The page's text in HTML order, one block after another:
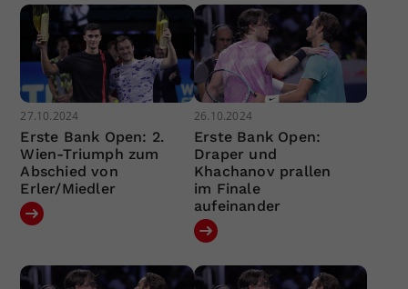
27.10.2024
Erste Bank Open: 2.
Wien-Triumph zum
Abschied von
Erler/Miedler
26.10.2024
Erste Bank Open:
Draper und
Khachanov prallen
im Finale
aufeinander